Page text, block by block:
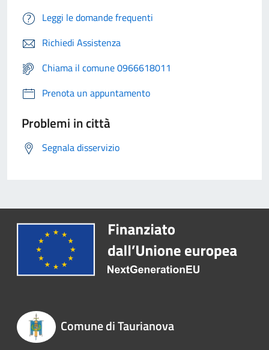
Leggi le domande frequenti
Richiedi Assistenza
Chiama il comune 0966618011
Prenota un appuntamento
Problemi in città
Segnala disservizio
Comune di Taurianova